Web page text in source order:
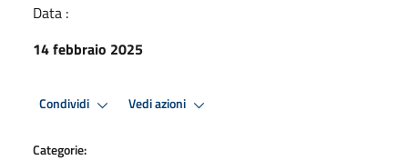
Data :
14 febbraio 2025
Condividi Vedi azioni
Categorie: